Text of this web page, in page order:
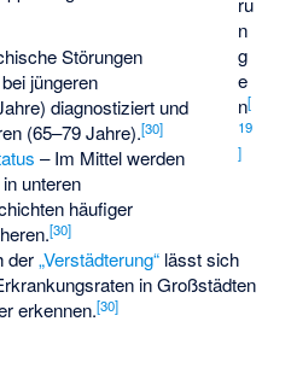
n
g
e
n[
19
]
Störungen
jüngeren
diagnostiziert und
(65–79 Jahre).[30]
– Im Mittel werden
unteren
häufiger
[30]
der„Verstädterung“lässt sich
in Großstädten
erkennen.[30]